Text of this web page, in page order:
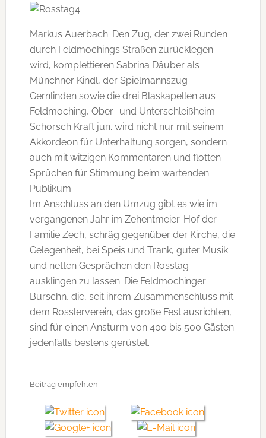
Markus Auerbach. Den Zug, der zwei Runden
durch Feldmochings Straßen zurücklegen
wird, komplettieren Sabrina Däuber als
Münchner Kindl, der Spielmannszug
Gernlinden sowie die drei Blaskapellen aus
Feldmoching, Ober- und Unterschleißheim.
Schorsch Kraft jun. wird nicht nur mit seinem
Akkordeon für Unterhaltung sorgen, sondern
auch mit witzigen Kommentaren und flotten
Sprüchen für Stimmung beim wartenden
Publikum.
Im Anschluss an den Umzug gibt es wie im
vergangenen Jahr im Zehentmeier-Hof der
Familie Zech, schräg gegenüber der Kirche, die
Gelegenheit, bei Speis und Trank, guter Musik
und netten Gesprächen den Rosstag
ausklingen zu lassen. Die Feldmochinger
Burschn, die, seit ihrem Zusammenschluss mit
dem Rosslerverein, das große Fest ausrichten,
sind für einen Ansturm von 400 bis 500 Gästen
jedenfalls bestens gerüstet.
Beitrag empfehlen